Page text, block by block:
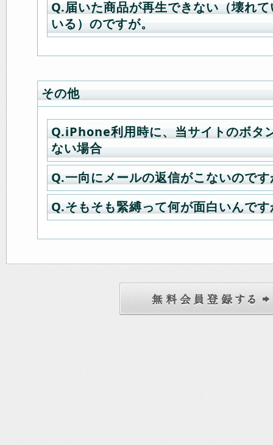
※ 「無料でダウンロード」ボタンを
ンク先ページの青い「Download」
のでローディングに時間がかかりま
らく押続け、メニューが出たら「ダ
んで下さい。（ダウンロード完了ま
でダウンロードは可能です。
います、Wi-Fi 環境にてダウンロー
い。
※お届け先によってはご指定の日時
合もございます。
京UFJ銀行です、他銀行からのお振
のご負担となります。
電話：03-3357-2078 /メールでの
※発送準備に入ったご注文はキャン
了後に自動的にダウンロードが可能
き）基本的にキャンセルは承れませ
※銀行振込をご利用の場合、ID発行
ければ注文内容の変更は可能です。
A（通信販売の場合）.ヤマト運輸営
す。
購入手続き時の「お届け先／商品内
てご指定ください。
Q.届いた商品が再生できない（壊れ
いる）のですが。
A（通信販売の場合）.ディスクに傷
ただきます。
お手数ですが、商品到着後7日以内
ください。
お問い合わせフォーム→
※DVDが他のプレイヤーで再生可能
のDVDプレイヤーとの
相性による問題も考えられますので
も再生不能な場合お断りさせていた
す。
かねます。
その他
Q.iPhone利用時に、当サイトのボタ
ない場合
A.iPhone利用時にボタンがクリック
は、cookieを削除し、JavaScriptを
い。
[1]設定アイコンをタップする
[3]履歴とWebサイトデータを消去を
Q.一向にメールの返信がこないので
A.hotmailやyahoomail、gmail等フ
利用の場合、下記のような返信メー
フォルダ」へ振り分けられる事があ
お問い合わせに対する返信メール
クレジット決済等のご購入時の返信
Q.そもそも緊縛って何が面白いんで
A.下記サイトで緊縛についてマニア